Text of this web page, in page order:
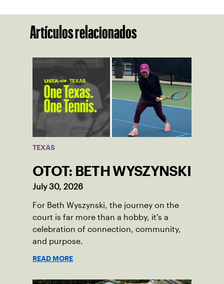
Artículos relacionados
TEXAS
OTOT: BETH WYSZYNSKI
July 30, 2026
For Beth Wyszynski, the journey on the
court is far more than a hobby, it's a
celebration of connection, community,
and purpose.
READ MORE